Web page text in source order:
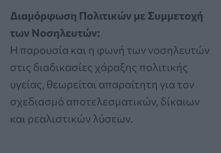
Διαμόρφωση Πολιτικών με Συμμετοχή
των Νοσηλευτών:
Η παρουσία και η φωνή των νοσηλευτών
στις διαδικασίες χάραξης πολιτικής
υγείας, θεωρείται απαραίτητη για τον
σχεδιασμό αποτελεσματικών, δίκαιων
και ρεαλιστικών λύσεων.